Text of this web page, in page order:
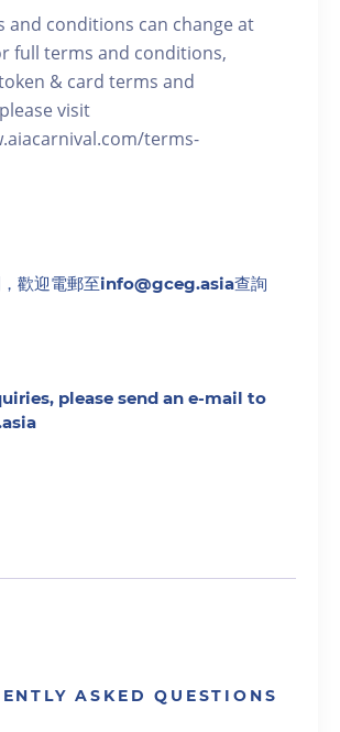
and conditions can change at
full terms and conditions,
& card terms and
visit
terms-
，歡迎電郵至info@gceg.asia查詢
please send an e-mail to
ASKED QUESTIONS